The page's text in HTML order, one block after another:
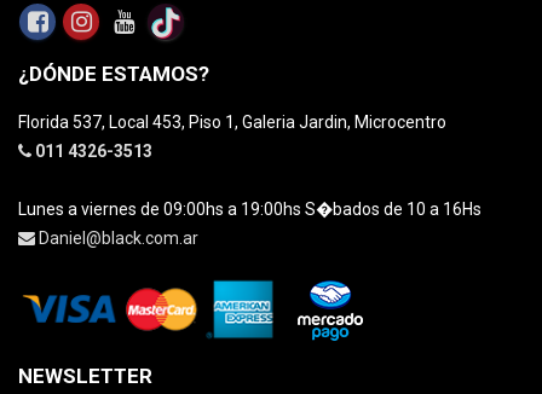
¿DÓNDE ESTAMOS?
Florida 537, Local 453, Piso 1, Galeria Jardin, Microcentro
011 4326-3513
Lunes a viernes de 09:00hs a 19:00hs S�bados de 10 a 16Hs
Daniel@black.com.ar
NEWSLETTER